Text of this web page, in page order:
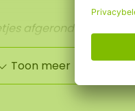
afgerond af tot het
breedste punt.Op
Toon meer